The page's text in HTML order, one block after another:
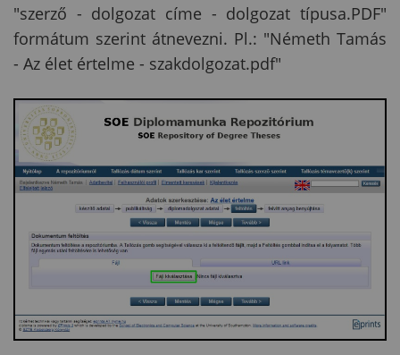
"szerző - dolgozat címe - dolgozat típusa.PDF"
formátum szerint átnevezni. Pl.: "Németh Tamás
- Az élet értelme - szakdolgozat.pdf"